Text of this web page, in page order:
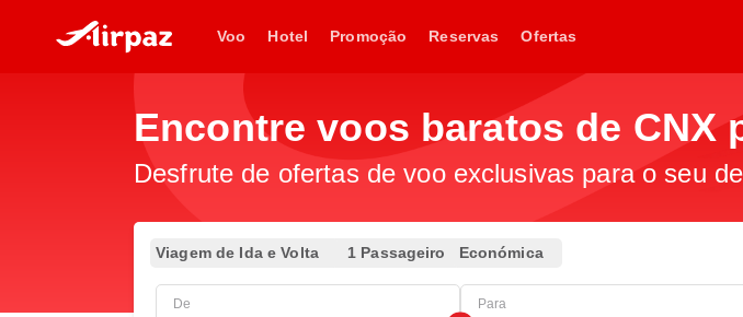
Voo Hotel Promoção Reservas Ofertas
Encontre voos baratos de CNX
Desfrute de ofertas de voo exclusivas para o seu
Viagem de Ida e Volta 1 Passageiro Económica
De Para